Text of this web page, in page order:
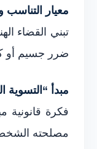
معيار التناسب
تبني القضاء
ضرر جسيم أو
مبدأ “التسوية
فكرة قانونية
مصلحته